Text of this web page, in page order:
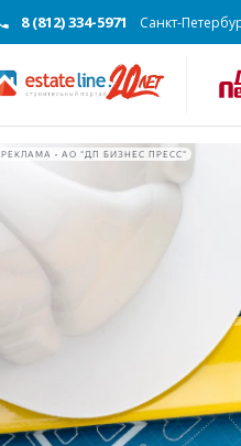
8 (812) 334-5971 Санкт-
РЕКЛАМА • АО "ДП БИЗНЕС ПРЕСС"